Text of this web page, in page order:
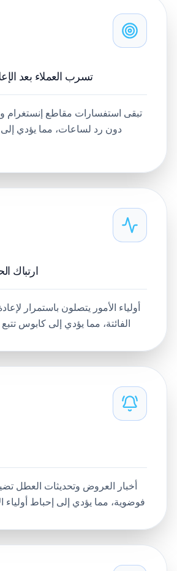
تسرب العملاء بعد
تبقى استفسارات مقاطع إنستغرام
دون رد لساعات، مما يؤدي
ارتباك
أولياء الأمور يتصلون باستمرار
الفائتة، مما يؤدي إلى كابوس
أخبار العروض وتحديثات العطل
فوضوية، مما يؤدي إلى إحباط أولياء